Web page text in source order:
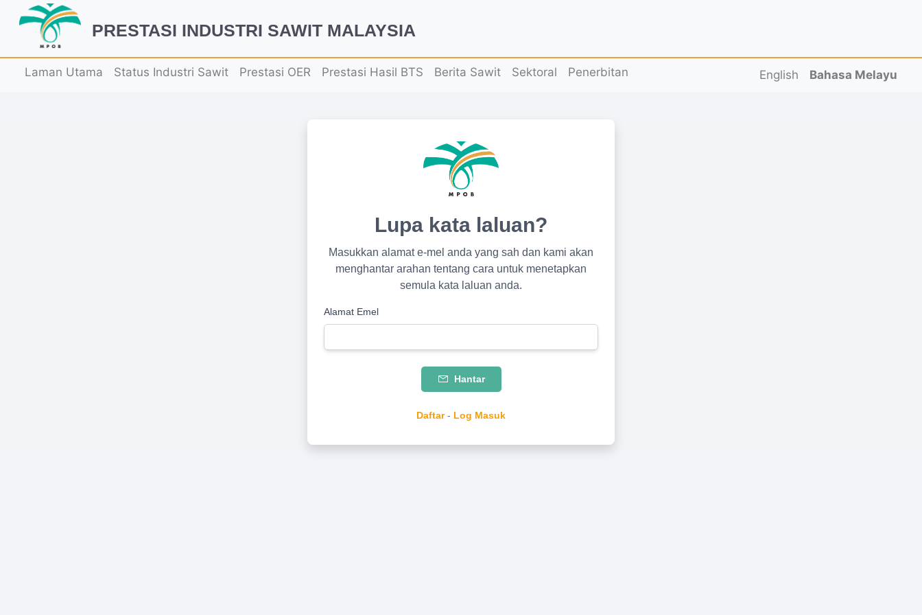
PRESTASI INDUSTRI SAWIT MALAYSIA
Laman Utama Status Industri Sawit Prestasi OER Prestasi Hasil BTS Berita Sawit Sektoral Penerbitan English Bahasa Melayu
Lupa kata laluan?
Masukkan alamat e-mel anda yang sah dan kami akan
menghantar arahan tentang cara untuk menetapkan
semula kata laluan anda.
Alamat Emel
Hantar
Daftar- Log Masuk